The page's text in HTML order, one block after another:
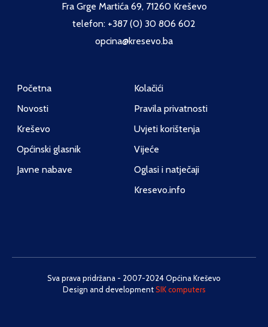
Fra Grge Martića 69, 71260 Kreševo
telefon: +387 (0) 30 806 602
opcina@kresevo.ba
Početna
Novosti
Kreševo
Općinski glasnik
Javne nabave
Kolačići
Pravila privatnosti
Uvjeti korištenja
Vijeće
Oglasi i natječaji
Kresevo.info
Sva prava pridržana - 2007-2024 Općina Kreševo
Design and developmentSIK computers